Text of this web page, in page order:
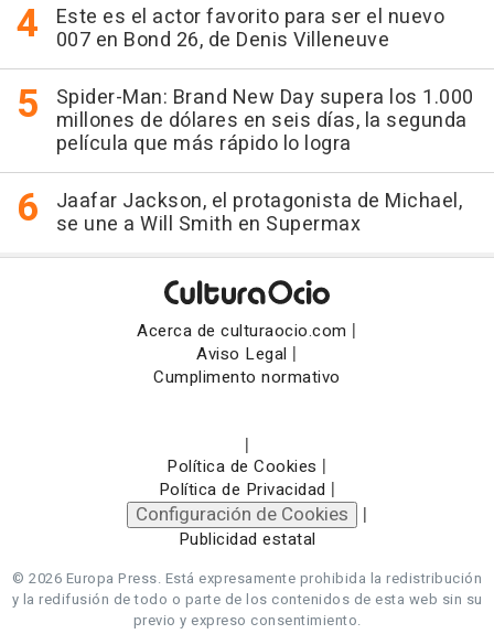
Este es el actor favorito para ser el nuevo
007 en Bond 26, de Denis Villeneuve
Spider-Man: Brand New Day supera los 1.000
millones de dólares en seis días, la segunda
película que más rápido lo logra
Jaafar Jackson, el protagonista de Michael,
se une a Will Smith en Supermax
Acerca de culturaocio.com |
Aviso Legal |
Cumplimento normativo
|
Política de Cookies |
Política de Privacidad |
Configuración de Cookies |
Publicidad estatal
© 2026 Europa Press. Está expresamente prohibida la redistribución
y la redifusión de todo o parte de los contenidos de esta web sin su
previo y expreso consentimiento.